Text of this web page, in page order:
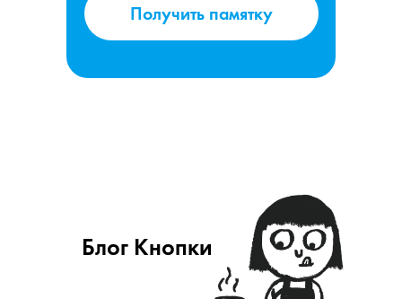
Получить памятку
Блог Кнопки